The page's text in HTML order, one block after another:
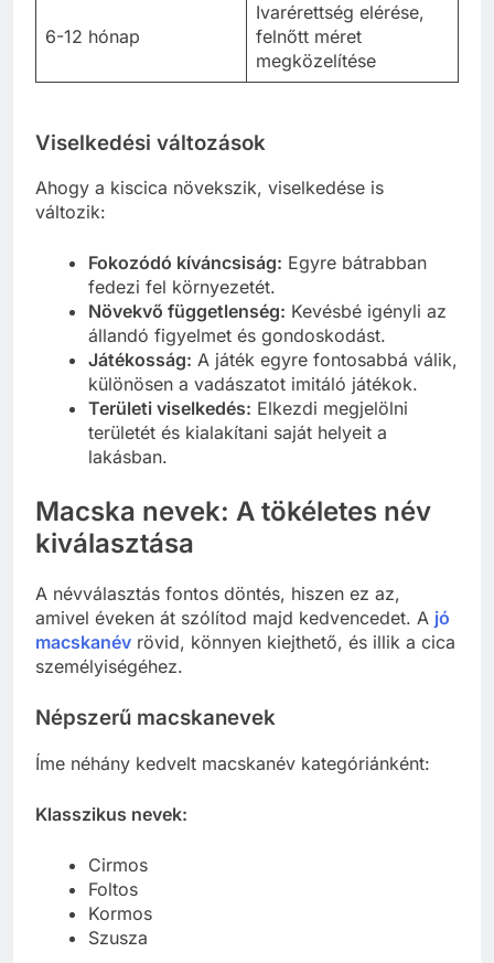
6-12 hónap
Ivarérettség elérése,
felnőtt méret
megközelítése
Viselkedési változások
Ahogy a kiscica növekszik, viselkedése is
változik:
Fokozódó kíváncsiság: Egyre bátrabban
fedezi fel környezetét.
Növekvő függetlenség: Kevésbé igényli az
állandó figyelmet és gondoskodást.
Játékosság: A játék egyre fontosabbá válik,
különösen a vadászatot imitáló játékok.
Területi viselkedés: Elkezdi megjelölni
területét és kialakítani saját helyeit a
lakásban.
Macska nevek: A tökéletes név
kiválasztása
A névválasztás fontos döntés, hiszen ez az,
amivel éveken át szólítod majd kedvencedet. A jó
macskanév rövid, könnyen kiejthető, és illik a cica
személyiségéhez.
Népszerű macskanevek
Íme néhány kedvelt macskanév kategóriánként:
Klasszikus nevek:
Cirmos
Foltos
Kormos
Szusza